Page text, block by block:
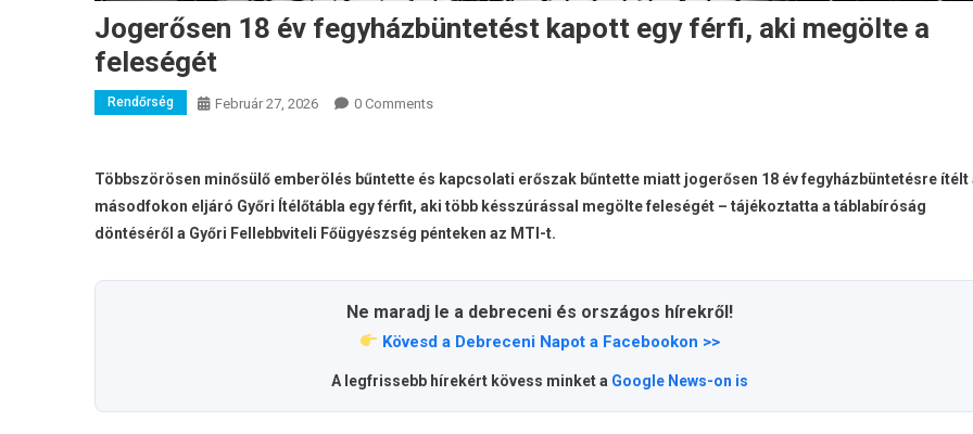
Jogerősen 18 év fegyházbüntetést kapott egy férfi, aki megölte a
feleségét
Rendőrség Február 27, 2026 0 Comments
Többszörösen minősülő emberölés bűntette és kapcsolati erőszak bűntette miatt jogerősen 18 év fegyházbüntetésre ítélt
másodfokon eljáró Győri Ítélőtábla egy férfit, aki több késszúrással megölte feleségét – tájékoztatta a táblabíróság
döntéséről a Győri Fellebbviteli Főügyészség pénteken az MTI-t.
Ne maradj le a debreceni és országos hírekről!
Kövesd a Debreceni Napot a Facebookon >>
A legfrissebb hírekért kövess minket a Google News-on is